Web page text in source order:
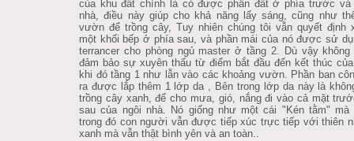
của khu đất chính là có được phần đất ở phía trước và
nhà, điều này giúp cho khả năng lấy sáng, cũng như
vườn để trồng cây, Tuy nhiên chúng tôi vẫn quyết định
một khối bếp ở phía sau, và phần mái của nó được sử
terrancer cho phòng ngủ master ở tầng 2. Dù vậy không
đảm bảo sự xuyên thấu từ điểm bắt đầu đến kết thúc
khi đó tầng 1 như lẫn vào các khoảng vườn. Phần ban
ra được lắp thêm 1 lớp da , Bên trong lớp da này là
trồng cây xanh, để cho mưa, gió, nắng đi vào cả mặt
sau của ngôi nhà. Nó giống như một cái "Kén tằm" mà
trong đó con người vẫn được tiếp xúc trực tiếp với thiên
xanh mà vẫn thật bình yên và an toàn..